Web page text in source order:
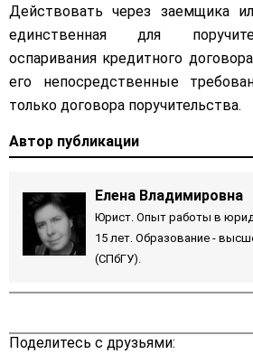
Действовать через заемщика
единственная для
оспаривания кредитного
его непосредственные
только договора поручительства.
Автор публикации
Елена Владимировна
Юрист. Опыт работы в
15 лет. Образование -
(СПбГУ).
Поделитесь с друзьями: